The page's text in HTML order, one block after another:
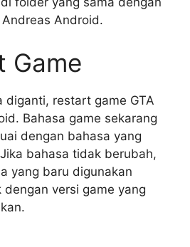
Android.
Game
diganti, restart game GTA
Bahasa game sekarang
dengan bahasa yang
bahasa tidak berubah,
yang baru digunakan
versi game yang